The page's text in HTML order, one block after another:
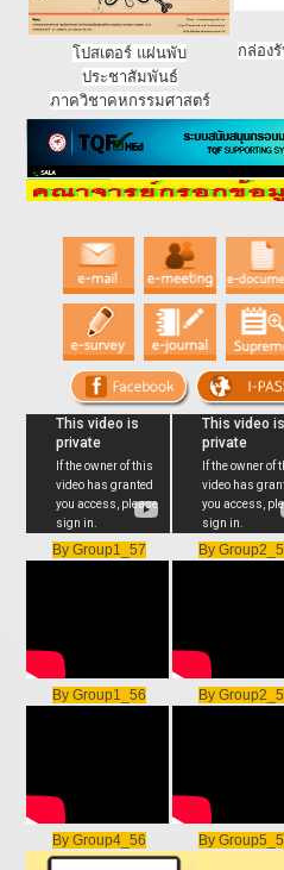
โปสเตอร์ แผ่นพับ
ประชาสัมพันธ์
ภาควิชาคหกรรมศาสตร์
กล่อง
By Group1_57 By
By Group1_56 By
By Group4_56 By